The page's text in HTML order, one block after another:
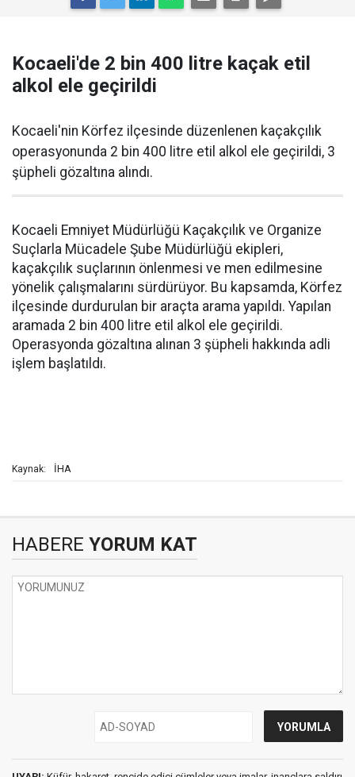
Kocaeli'de 2 bin 400 litre kaçak etil
alkol ele geçirildi
Kocaeli'nin Körfez ilçesinde düzenlenen kaçakçılık
operasyonunda 2 bin 400 litre etil alkol ele geçirildi, 3
şüpheli gözaltına alındı.
Kocaeli Emniyet Müdürlüğü Kaçakçılık ve Organize
Suçlarla Mücadele Şube Müdürlüğü ekipleri,
kaçakçılık suçlarının önlenmesi ve men edilmesine
yönelik çalışmalarını sürdürüyor. Bu kapsamda, Körfez
ilçesinde durdurulan bir araçta arama yapıldı. Yapılan
aramada 2 bin 400 litre etil alkol ele geçirildi.
Operasyonda gözaltına alınan 3 şüpheli hakkında adli
işlem başlatıldı.
Kaynak: İHA
HABERE YORUM KAT